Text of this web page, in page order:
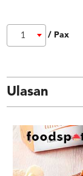
1 / Pax
Ulasan